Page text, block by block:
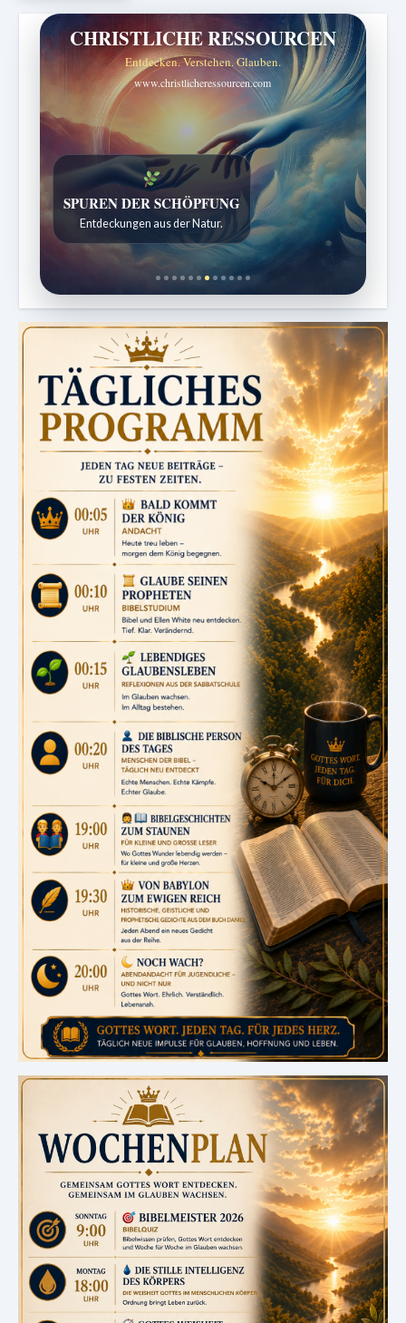
CHRISTLICHE RESSOURCEN
Entdecken. Verstehen. Glauben.
www.christlicheressourcen.com
SPUREN DER SCHÖPFUNG
Entdeckungen aus der Natur.